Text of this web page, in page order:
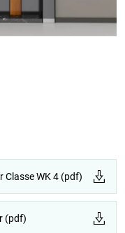
Classe WK 4 (pdf)
(pdf)